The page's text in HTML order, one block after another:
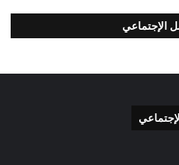
الإجتماعي